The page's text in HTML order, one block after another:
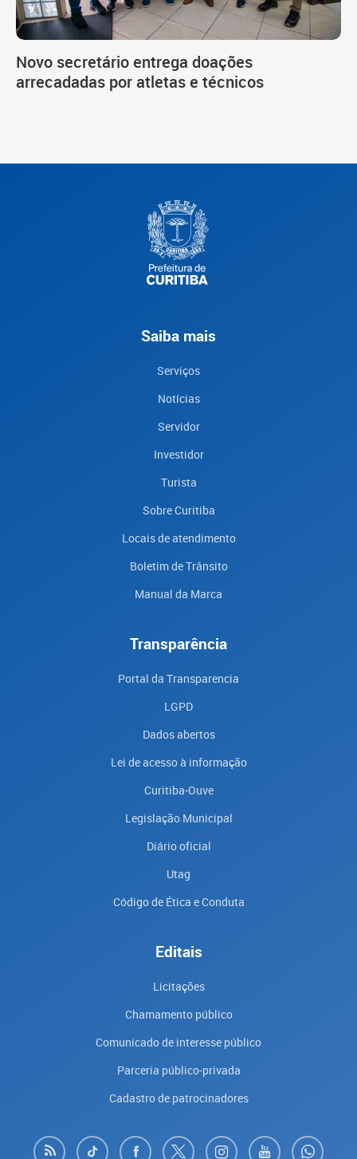
Novo secretário entrega doações
arrecadadas por atletas e técnicos
Saiba mais
Serviços
Notícias
Servidor
Investidor
Turista
Sobre Curitiba
Locais de atendimento
Boletim de Trânsito
Manual da Marca
Transparência
Portal da Transparencia
LGPD
Dados abertos
Lei de acesso à informação
Curitiba-Ouve
Legislação Municipal
Diário oficial
Utag
Código de Ética e Conduta
Editais
Licitações
Chamamento público
Comunicado de interesse público
Parceria público-privada
Cadastro de patrocinadores